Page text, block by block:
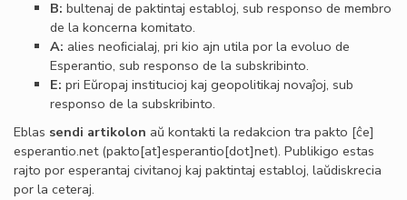
B: bultenaj de paktintaj establoj, sub responso de membro
de la koncerna komitato.
A: alies neoﬁcialaj, pri kio ajn utila por la evoluo de
Esperantio, sub responso de la subskribinto.
E: pri Eŭropaj institucioj kaj geopolitikaj novaĵoj, sub
responso de la subskribinto.
Eblas sendi artikolon aŭ kontakti la redakcion tra pakto [ĉe]
esperantio.net(pakto[at]esperantio[dot]net). Publikigo estas
rajto por esperantaj civitanoj kaj paktintaj establoj, laŭdiskrecia
por la ceteraj.